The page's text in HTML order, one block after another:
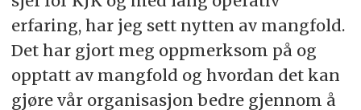
erfaring, har jeg sett nytten av mangfold.
Det har gjort meg oppmerksom på og
opptatt av mangfold og hvordan det kan
gjøre vår organisasjon bedre gjennom å